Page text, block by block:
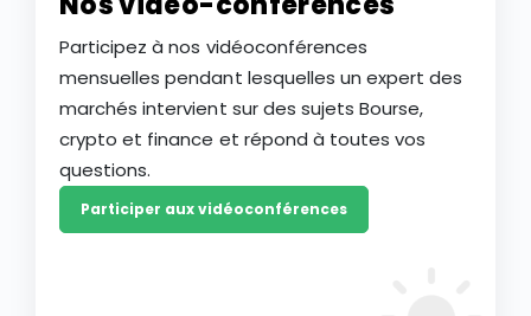
Participez à nos vidéoconférences
mensuelles pendant lesquelles un expert des
marchés intervient sur des sujets Bourse,
crypto et finance et répond à toutes vos
questions.
Participer aux vidéoconférences